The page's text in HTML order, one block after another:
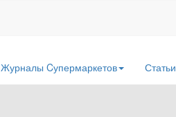
Журналы Cупермаркетов Статьи